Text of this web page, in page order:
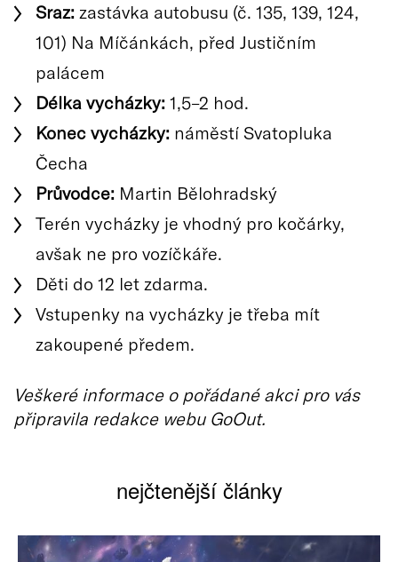
Sraz: zastávka autobusu (č. 135, 139, 124,
101) Na Míčánkách, před Justičním
palácem
Délka vycházky: 1,5–2 hod.
Konec vycházky: náměstí Svatopluka
Čecha
Průvodce: Martin Bělohradský
Terén vycházky je vhodný pro kočárky,
avšak ne pro vozíčkáře.
Děti do 12 let zdarma.
Vstupenky na vycházky je třeba mít
zakoupené předem.
Veškeré informace o pořádané akci pro vás
připravila redakce webu GoOut.
nejčtenější články